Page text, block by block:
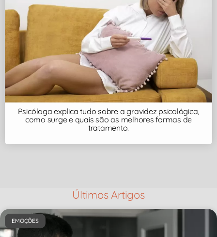
Psicóloga explica tudo sobre a gravidez psicológica,
como surge e quais são as melhores formas de
tratamento.
Últimos Artigos
EMOÇÕES